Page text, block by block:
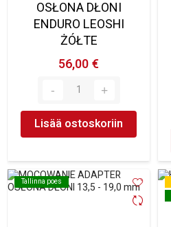
OSŁONA DŁONI
ENDURO LEOSHI
ŻÓŁTE
56,00 €
Lisää ostoskoriin
Tallinna poes
Tallinna poes